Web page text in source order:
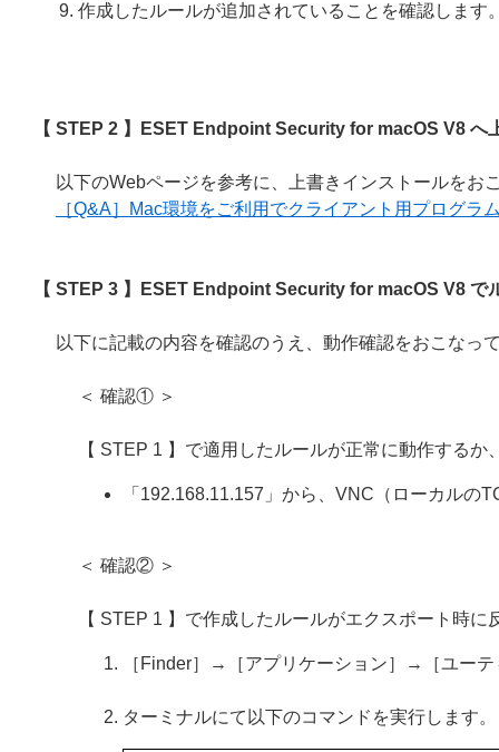
作成したルールが追加されていることを確認します
【 STEP 2 】ESET Endpoint Security for macOS V8 へ
以下のWebページを参考に、上書きインストールをお
［Q&A］Mac環境をご利用でクライアント用プログラ
【 STEP 3 】ESET Endpoint Security for macOS V8 で
以下に記載の内容を確認のうえ、動作確認をおこなっ
＜ 確認① ＞
【 STEP 1 】で適用したルールが正常に動作する
「192.168.11.157」から、VNC（ローカルの
＜ 確認② ＞
【 STEP 1 】で作成したルールがエクスポート時
［Finder］→［アプリケーション］→［ユー
ターミナルにて以下のコマンドを実行します。